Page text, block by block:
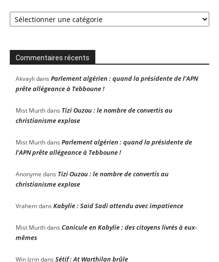
Catégories
Commentaires récents
Akvayli dans Parlement algérien : quand la présidente de l’APN
prête allégeance à Tebboune !
Mist Murthdans Tizi Ouzou : le nombre de convertis au
christianisme explose
Mist Murthdans Parlement algérien : quand la présidente de
l’APN prête allégeance à Tebboune !
Anonyme dans Tizi Ouzou : le nombre de convertis au
christianisme explose
Vrahemdans Kabylie : Saïd Sadi attendu avec impatience
Mist Murthdans Canicule en Kabylie : des citoyens livrés à eux-
mêmes
Win Izrindans Sétif : At Warthilan brûle